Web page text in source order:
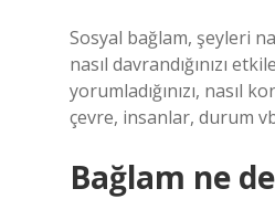
Sosyal bağlam, şeyleri
nasıl davrandığınızı
yorumladığınızı, nasıl
çevre, insanlar, durum
Bağlam ne